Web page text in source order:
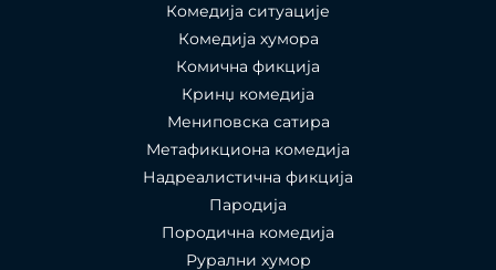
Комедија ситуације
Комедија хумора
Комична фикција
Кринџ комедија
Мениповска сатира
Метафикциона комедија
Надреалистична фикција
Пародија
Породична комедија
Рурални хумор